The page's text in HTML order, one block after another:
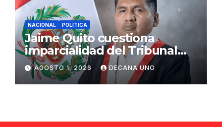
NACIONAL POLÍTICA
Jaime Quito cuestiona
imparcialidad del Tribunal
Constitucional tras liberación
de Ollanta Humala
AGOSTO 1, 2026 DECANA UNO